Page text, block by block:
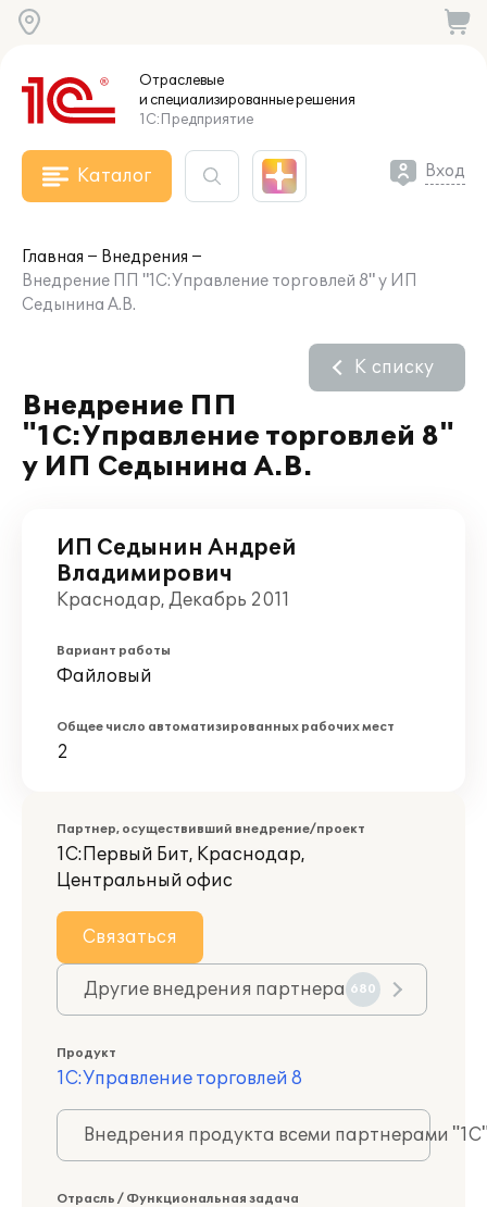
Отраслевые
и специализированныерешения
1С:Предприятие
Каталог Вход
Главная
Внедрения
Внедрение ПП "1С:Управление торговлей 8" у ИП
Седынина А.В.
Внедрение ПП
"1С:Управление торговлей 8"
у ИП Седынина А.В.
К списку
ИП Седынин Андрей
Владимирович
Краснодар, Декабрь 2011
Вариант работы
Файловый
Общее число автоматизированных рабочих мест
2
Партнер, осуществивший внедрение/проект
1С:Первый Бит, Краснодар,
Центральный офис
Связаться
Другие внедрения партнера 680
Продукт
1С:Управление торговлей 8
Внедрения продукта всеми партнерами
Отрасль / Функциональная задача